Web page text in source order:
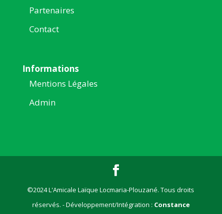
Partenaires
Contact
Informations
Mentions Légales
Admin
©2024 L'Amicale Laïque Locmaria-Plouzané. Tous droits
réservés. - Développement/Intégration : Constance